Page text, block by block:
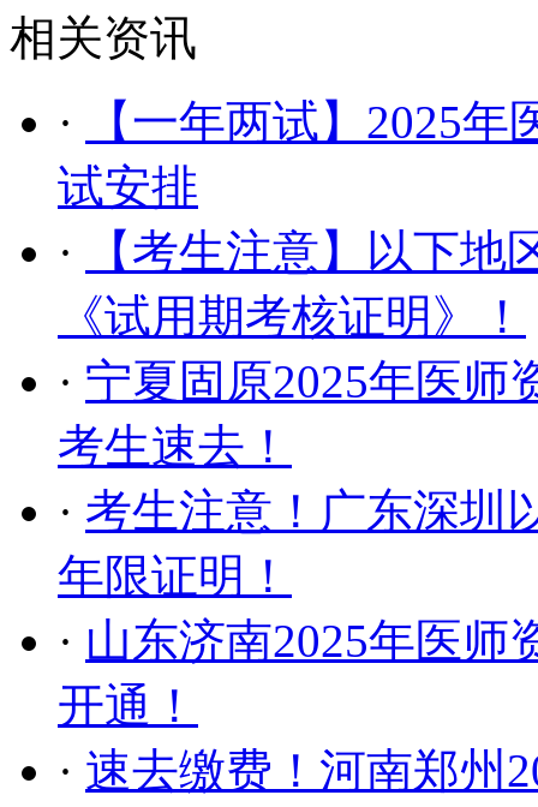
相关资讯
·
【一年两试】2025
试安排
·
【考生注意】以下
《试用期考核证明》！
· 宁夏固原2025年医师
考生速去！
· 考生注意！广东深圳
年限证明！
· 山东济南2025年医师
开通！
· 速去缴费！河南郑州